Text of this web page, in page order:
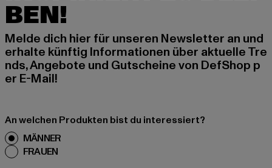
BEN!
Melde dich hier für unseren Newsletter an und
erhalte künftig Informationen über aktuelle Tre
nds, Angebote und Gutscheine von DefShop p
er E-Mail!
An welchen Produkten bist du interessiert?
MÄNNER
FRAUEN